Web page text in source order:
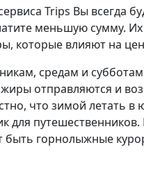
Trips Вы всегда
меньшую сумму.
которые влияют на
средам и
отправляются и
что зимой летать
быть горнолыжные